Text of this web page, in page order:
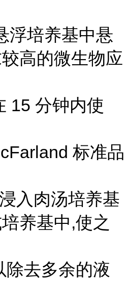
浮培养基中悬
高的微生物应
15 分钟内使
标准品
入肉汤培养基
养基中,使之
除去多余的液